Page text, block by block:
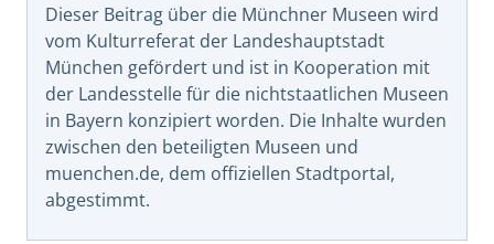
Dieser Beitrag über die Münchner Museen wird
vom Kulturreferat der Landeshauptstadt
München gefördert und ist in Kooperation mit
der Landesstelle für die nichtstaatlichen Museen
in Bayern konzipiert worden. Die Inhalte wurden
zwischen den beteiligten Museen und
muenchen.de, dem offiziellen Stadtportal,
abgestimmt.